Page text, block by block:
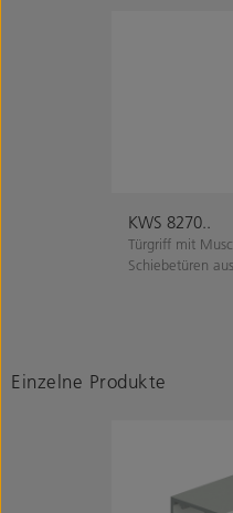
KWS 8270..
Türgriff mit
Schiebetüren
Einzelne Produkte